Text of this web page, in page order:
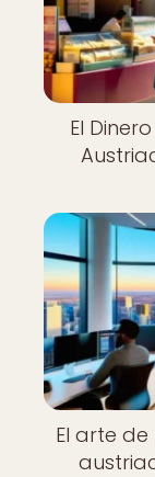
El
El arte